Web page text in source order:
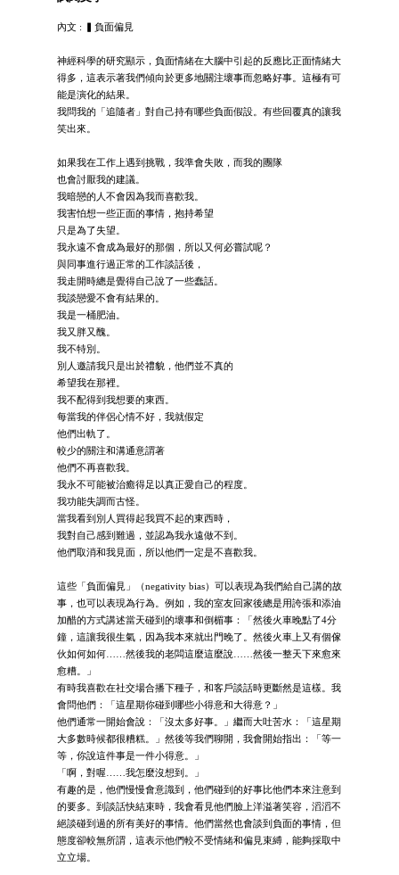
內文 : ▍負面偏見
神經科學的研究顯示，負面情緒在大腦中引起的反應比正面情緒大
得多，這表示著我們傾向於更多地關注壞事而忽略好事。這極有可
能是演化的結果。
我問我的「追隨者」對自己持有哪些負面假設。有些回覆真的讓我
笑出來。
如果我在工作上遇到挑戰，我準會失敗，而我的團隊
也會討厭我的建議。
我暗戀的人不會因為我而喜歡我。
我害怕想一些正面的事情，抱持希望
只是為了失望。
我永遠不會成為最好的那個，所以又何必嘗試呢？
與同事進行過正常的工作談話後，
我走開時總是覺得自己說了一些蠢話。
我談戀愛不會有結果的。
我是一桶肥油。
我又胖又醜。
我不特別。
別人邀請我只是出於禮貌，他們並不真的
希望我在那裡。
我不配得到我想要的東西。
每當我的伴侶心情不好，我就假定
他們出軌了。
較少的關注和溝通意謂著
他們不再喜歡我。
我永不可能被治癒得足以真正愛自己的程度。
我功能失調而古怪。
當我看到別人買得起我買不起的東西時，
我對自己感到難過，並認為我永遠做不到。
他們取消和我見面，所以他們一定是不喜歡我。
這些「負面偏見」（negativity bias）可以表現為我們給自己講的故
事，也可以表現為行為。例如，我的室友回家後總是用誇張和添油
加醋的方式講述當天碰到的壞事和倒楣事：「然後火車晚點了4分
鐘，這讓我很生氣，因為我本來就出門晚了。然後火車上又有個傢
伙如何如何……然後我的老闆這麼這麼說……然後一整天下來愈來
愈糟。」
有時我喜歡在社交場合播下種子，和客戶談話時更斷然是這樣。我
會問他們：「這星期你碰到哪些小得意和大得意？」
他們通常一開始會說：「沒太多好事。」繼而大吐苦水：「這星期
大多數時候都很糟糕。」然後等我們聊開，我會開始指出：「等一
等，你說這件事是一件小得意。」
「啊，對喔……我怎麼沒想到。」
有趣的是，他們慢慢會意識到，他們碰到的好事比他們本來注意到
的要多。到談話快結束時，我會看見他們臉上洋溢著笑容，滔滔不
絕談碰到過的所有美好的事情。他們當然也會談到負面的事情，但
態度卻較無所謂，這表示他們較不受情緒和偏見束縛，能夠採取中
立立場。